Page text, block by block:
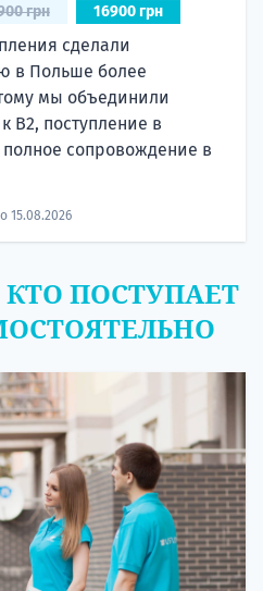
грн 16900 грн
сделали
в Польше более
мы объединили
В2, поступление в
сопровождение в
15.08.2026
ПОСТУПАЕТ